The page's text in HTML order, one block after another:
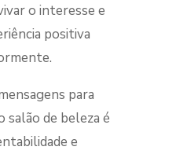
o interesse e
positiva
para
salão de beleza é
e